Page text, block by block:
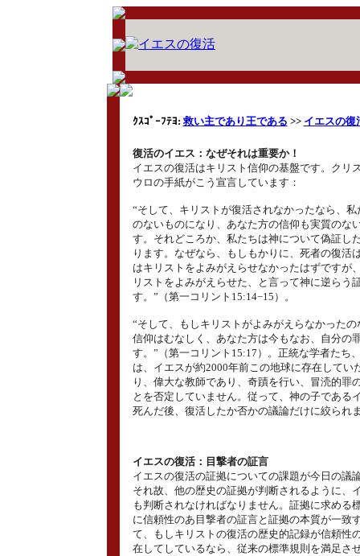
ｸｽｺﾟｰﾌﾃﾖ: 救い主であり王である >> イエスの復
復活のイエス：なぜそれは重要か！
イエスの復活はキリスト信仰の基盤です。クリ
ウロの手紙がこう宣言しています：
“そして、キリストが復活されなかったなら、
のないものになり、あなた方の信仰も実質のな
す。それどころか、私たちは神について偽証し
ります。なぜなら、もしもかりに、死者の復活
はキリストをよみがえらせなかったはずですが
リストをよみがえらせた、と言って神に逆らう
す。”（第一コリント15:14−15）。
“そして、もしキリストがよみがえらなかった
信仰はむなしく、あなた方は今もなお、自分の
す。”（第一コリント15:17）。正統な学者たち
は、イエスが約2000年前この地球に存在してい
り、偉大な教師であり、奇蹟を行い、冒涜的罪
とを否定していません。従って、神の子である
死んだ後、復活したか否かの議論だけに絞られ
イエスの復活：目撃者の証言
イエスの復活の証拠についての課題が今日の議
それ故、他の歴史の証拠が判断されるように、
も判断されなければなりません。証拠に求める
に信頼性のあ目撃者の証言と証拠の本質が一致
て、もしキリストの復活の歴史的記録が信頼性
在してしているなら、従来の標準規則を満足さ